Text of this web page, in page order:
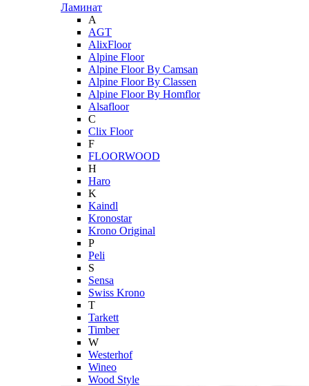
Ламинат
A
AGT
AlixFloor
Alpine Floor
Alpine Floor By Camsan
Alpine Floor By Classen
Alpine Floor By Homflor
Alsafloor
C
Clix Floor
F
FLOORWOOD
H
Haro
K
Kaindl
Kronostar
Krono Original
P
Peli
S
Sensa
Swiss Krono
T
Tarkett
Timber
W
Westerhof
Wineo
Wood Style